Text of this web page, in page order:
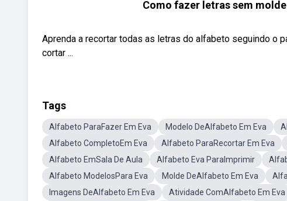
Como fazer letras sem
Aprenda a recortar todas as letras do alfabeto seguindo o
cortar ...
Tags
Alfabeto ParaFazer Em Eva Modelo DeAlfabeto Em Eva
Alfabeto CompletoEm Eva
Alfabeto ParaRecortar Em Eva
Alfabeto EmSala De Aula
Alfabeto Eva ParaImprimir
Alfabeto ModelosPara Eva
Molde DeAlfabeto Em Eva
Imagens DeAlfabeto Em Eva
Atividade ComAlfabeto Em Eva